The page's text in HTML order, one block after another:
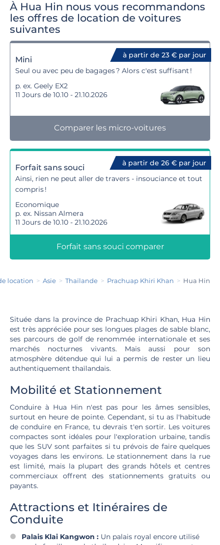
À Hua Hin nous vous recommandons
les offres de location de voitures
suivantes
à partir de 23 € par jour
Mini
Seul ou avec peu de bagages ? Alors c'est suffisant !
p. ex. Geely EX2
11 Jours de 10.10 - 21.10.2026
Comparer les micro-voitures
à partir de 26 € par jour
Forfait sans souci
Ainsi, rien ne peut aller de travers - insouciance et tout
compris !
Economique
p. ex. Nissan Almera
11 Jours de 10.10 - 21.10.2026
Forfait sans souci comparer
location Asie Thaïlande Prachuap Khiri Khan Hua Hin
Située dans la province de Prachuap Khiri Khan, Hua Hin
est très appréciée pour ses longues plages de sable blanc,
ses parcours de golf de renommée internationale et ses
marchés nocturnes vivants. Mais aussi pour son
atmosphère détendue qui lui a permis de rester un lieu
authentiquement thaïlandais.
Mobilité et Stationnement
Conduire à Hua Hin n'est pas pour les âmes sensibles,
surtout en heure de pointe. Cependant, si tu as l'habitude
de conduire en France, tu devrais t'en sortir. Les voitures
compactes sont idéales pour l'exploration urbaine, tandis
que les SUV sont parfaites si tu prévois de faire quelques
voyages dans les environs. Le stationnement dans la rue
est limité, mais la plupart des grands hôtels et centres
commerciaux offrent des stationnements gratuits ou
payants.
Attractions et Itinéraires de
Conduite
Palais Klai Kangwon : Un palais royal encore utilisé